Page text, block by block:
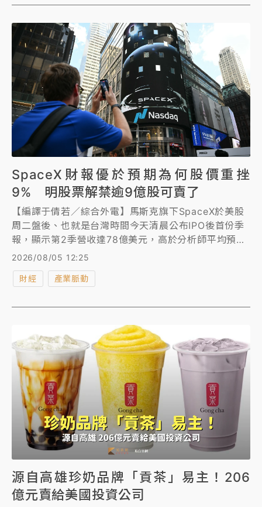
SpaceX財報優於預期為何股價重挫
9% 明股票解禁逾9億股可賣了
【編譯于倩若／綜合外電】馬斯克旗下SpaceX於美股
周二盤後、也就是台灣時間今天清晨公布IPO後首份季
報，顯示第2季營收達78億美元，高於分析師平均預估
的68.1億美元；每股虧損9美分，也優於分析師預估的
每股虧損24美分。不過，其第2季資本支出大增至約
184億美元，拖累其股價於盤後交易一度下殺9%。 在
大考驗。周四起，多達9.12億股由員工及其他IPO前股
東持有的股票，將解除閉鎖期，可正式出售。
2026/08/05 12:25
財經 產業脈動
源自高雄珍奶品牌「貢茶」易主！206
億元賣給美國投資公司